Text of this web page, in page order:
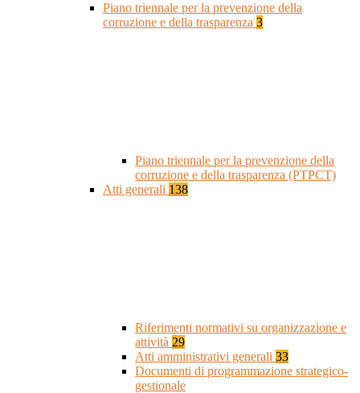
Piano triennale per la prevenzione della
corruzione e della trasparenza 3
Piano triennale per la prevenzione della
corruzione e della trasparenza (PTPCT)
Atti generali 138
Riferimenti normativi su organizzazione e
attività 29
Atti amministrativi generali 33
Documenti di programmazione strategico-
gestionale